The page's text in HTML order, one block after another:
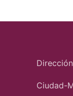
Ciudad-